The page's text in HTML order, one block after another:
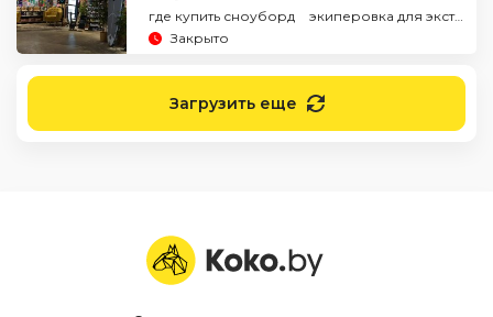
где купить сноуборд
экиперовка для экстрима
Закрыто
Загрузить еще